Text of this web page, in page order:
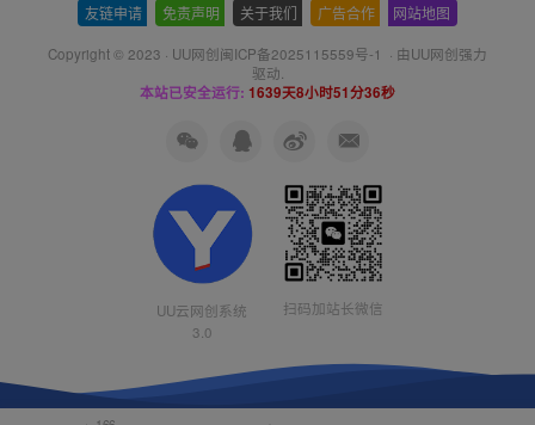
友链申请 免责声明 关于我们 广告合作 网站地图
Copyright © 2023 · UU网创闽ICP备2025115559号-1 · 由UU网创强力
驱动.
本站已安全运行: 1639天8小时51分36秒
UU云网创系统
3.0
扫码加站长微信